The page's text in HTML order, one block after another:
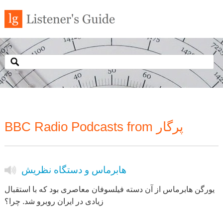
BBC Radio Podcasts from پرگار
هابرماس و دستگاه نظریش
یورگن هابرماس از آن دسته فیلسوفان معاصری بود که با استقبال
زیادی در ایران روبرو شد. چرا؟